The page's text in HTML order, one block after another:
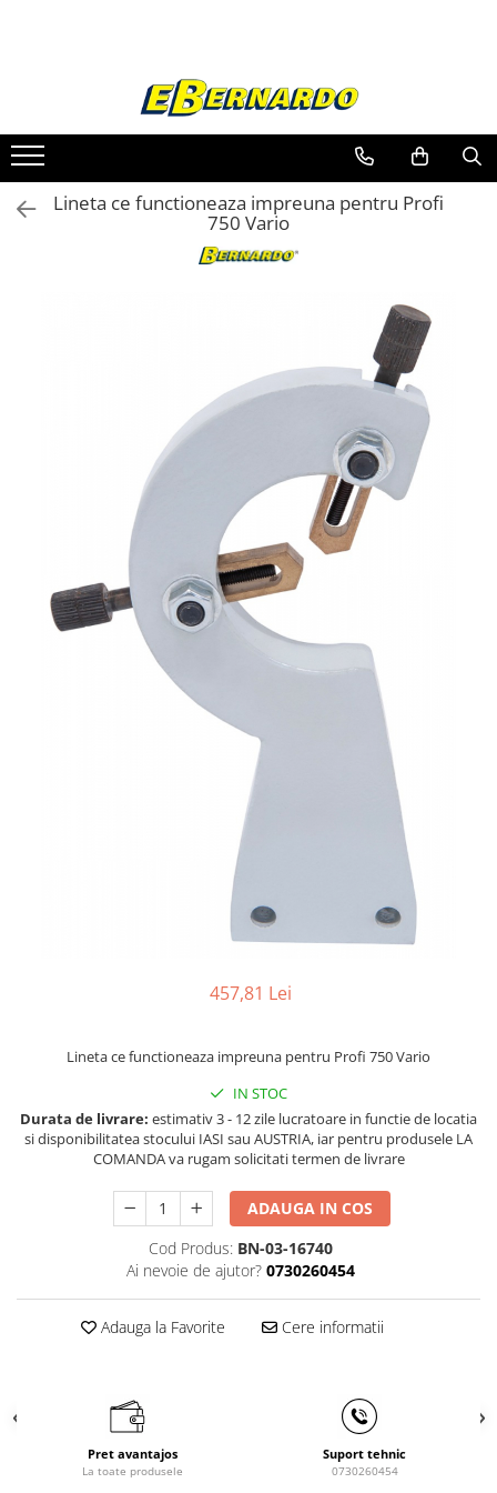
Prelucrare metal
Fierastraie pentru metal
Ferastraie mobile pentru metal
Fierastraie prelucrare metal
Ferastraie circulare pentru metal
Ferastraie metal cu banda si taiere
Ferastraie prelucrare metal cu
banda si taiere dubla
Ferastraie verticale
Strunguri pentru metal
Strunguri cu cutie de viteze
Strunguri cu surub de ghidare
Strunguri de precizie
Strunguri metal cu freza
Masini de gaurit - Vario - cu masa
Masini de gaurit cu angrenaj, masa
Masini de gaurit cu coloana si cap
Masini de gaurit cu coloana si
Masini de gaurit cu masa
Masini de gaurit cu stand si
Masini de gaurit radiale
Masini de gaurit si frezat
Masini de gaurit cu freza
Masini de frezat universale
Masini de frezat cu batiu
Masini de frezat universale SERVO
Masini de frezat verticale
Masini de slefuit metal
Lineta ce functioneaza impreuna pentru Profi
750 Vario
457,81 Lei
Lineta ce functioneaza impreuna pentru Profi 750 Vario
IN STOC
Durata de livrare: estimativ 3 - 12 zile lucratoare in functie de locatia
si disponibilitatea stocului IASI sau AUSTRIA, iar pentru produsele LA
COMANDA va rugam solicitati termen de livrare
ADAUGA IN COS
Cod Produs: BN-03-16740
Ai nevoie de ajutor? 0730260454
Adauga la Favorite Cere informatii
Pret avantajos
La toate produsele
Suport tehnic
0730260454